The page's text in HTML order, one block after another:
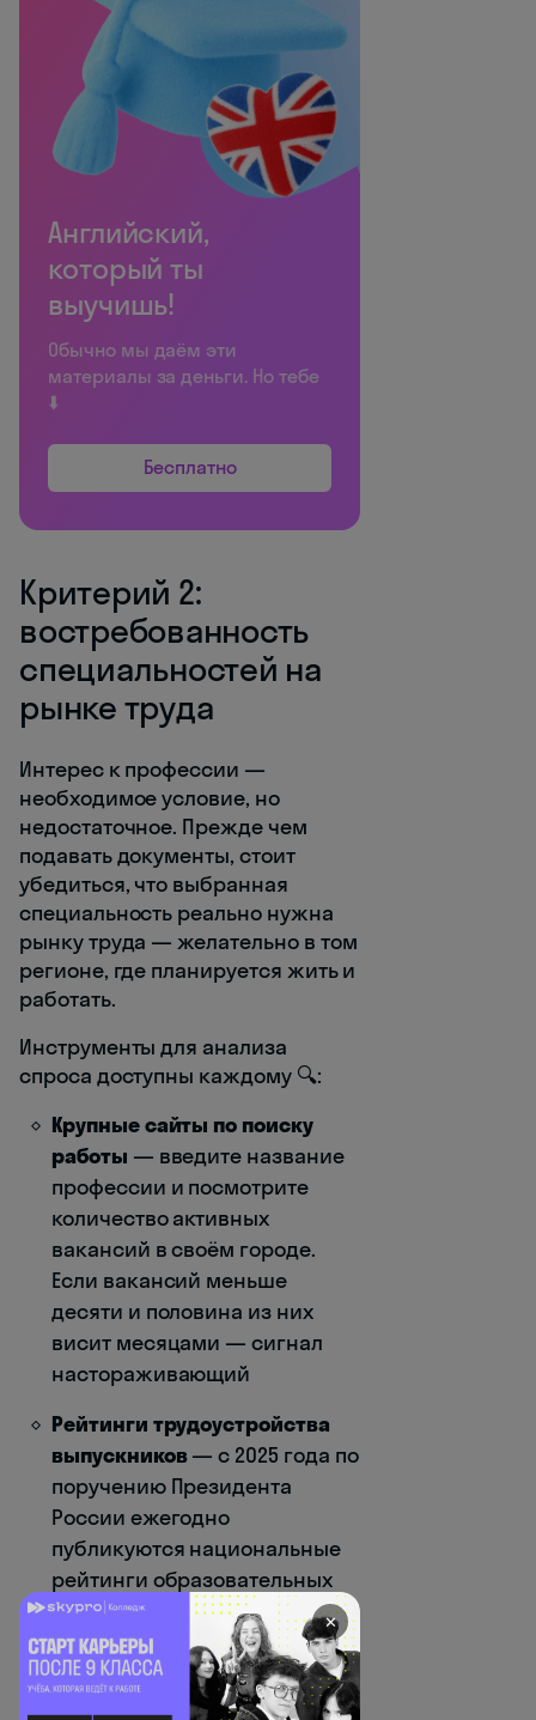
Английский,
который ты
выучишь!
Обычно мы даём эти
материалы за деньги. Но тебе
⬇️
Бесплатно
Критерий 2:
востребованность
специальностей на
рынке труда
Интерес к профессии —
необходимое условие, но
недостаточное. Прежде чем
подавать документы, стоит
убедиться, что выбранная
специальность реально нужна
рынку труда — желательно в том
регионе, где планируется жить и
работать.
Инструменты для анализа
спроса доступны каждому 🔍:
Крупные сайты по поиску
работы — введите название
профессии и посмотрите
количество активных
вакансий в своём городе.
Если вакансий меньше
десяти и половина из них
висит месяцами — сигнал
настораживающий
Рейтинги трудоустройства
выпускников— с 2025 года по
поручению Президента
России ежегодно
публикуются национальные
рейтинги образовательных
организаций по уровню
трудоустройства. В 2026 году
сформировано 47 рейтингов
для колледжейпо 24
✕